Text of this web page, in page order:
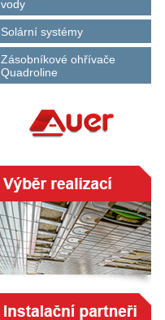
vody
Solární systémy
Zásobníkové ohřívače
Quadroline